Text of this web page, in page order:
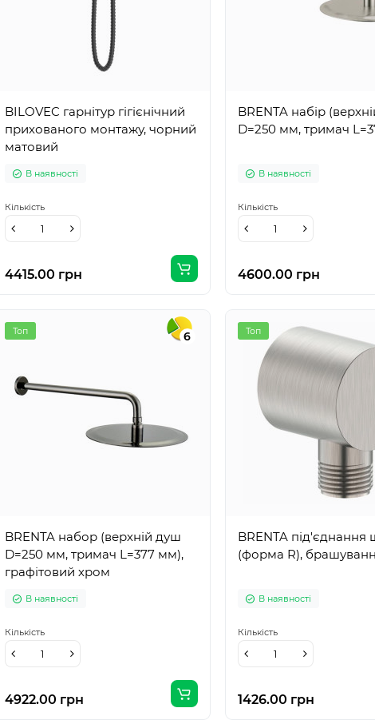
BILOVEC гарнітур гігієнічний
прихованого монтажу, чорний
матовий
В наявності
4415.00 грн
Кількість
BRENTA набір
D=250 мм, тримач
В наявності
4600.00 грн
Кількість
6
Топ
BRENTA набор (верхній душ
D=250 мм, тримач L=377 мм),
графітовий хром
В наявності
4922.00 грн
Кількість
Топ
BRENTA під'єднання
(форма R),
В наявності
1426.00 грн
Кількість